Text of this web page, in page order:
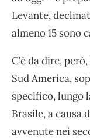
Levante,
almeno 15 sono
C’è da dire,
Sud America,
specifico, lungo
Brasile, a causa
avvenute nei